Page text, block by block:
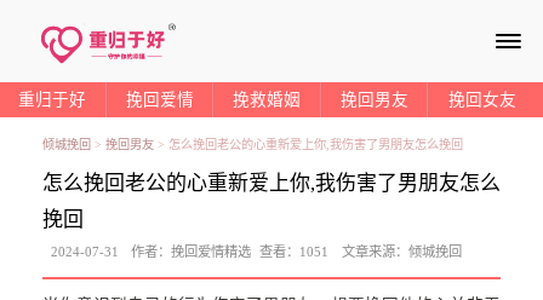
≡
重归于好 挽回爱情 挽救婚姻 挽回男友 挽回女友
倾城挽回 > 挽回男友> 怎么挽回老公的心重新爱上你,我伤害了男朋友怎么挽回
怎么挽回老公的心重新爱上你,我伤害了男朋友怎么
挽回
2024-07-31 作者：挽回爱情精选 查看： 1051 文章来源： 倾城挽回